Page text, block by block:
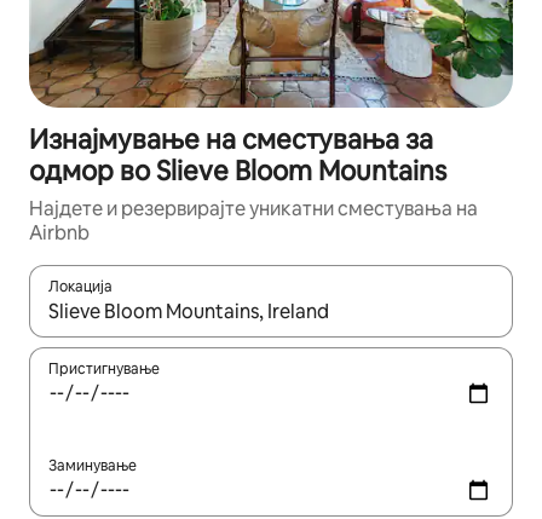
Изнајмување на сместувања за
одмор во Slieve Bloom Mountains
Најдете и резервирајте уникатни сместувања на
Airbnb
Локација
Кога резултатите се достапни, движете се со копчињата
Пристигнување
Заминување